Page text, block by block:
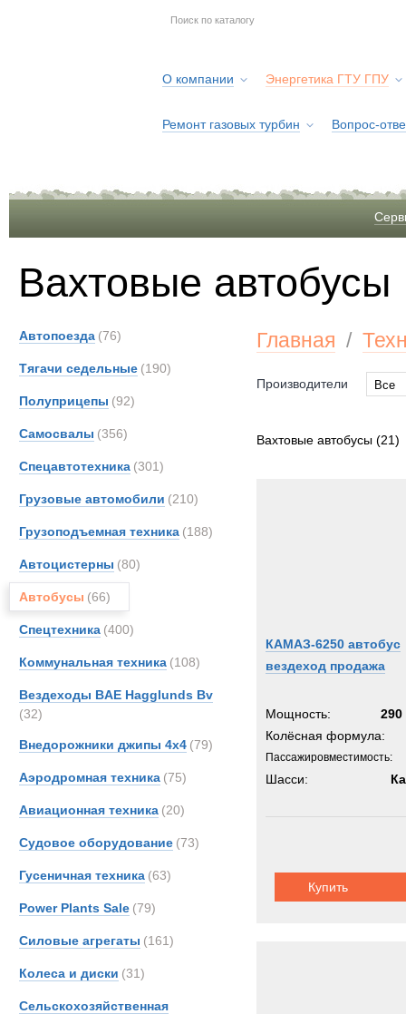
О компании Энергетика ГТУ ГПУ
Ремонт газовых турбин Вопрос-
Вахтовые автобусы
Автопоезда (76)
Тягачи седельные (190)
Полуприцепы (92)
Самосвалы (356)
Спецавтотехника (301)
Грузовые автомобили (210)
Грузоподъемная техника (188)
Автоцистерны (80)
Автобусы (66)
Спецтехника (400)
Коммунальная техника (108)
Вездеходы BAE Hagglunds Bv
(32)
Внедорожники джипы 4х4 (79)
Аэродромная техника (75)
Авиационная техника (20)
Судовое оборудование (73)
Гусеничная техника (63)
Power Plants Sale (79)
Силовые агрегаты (161)
Колеса и диски (31)
Сельскохозяйственная
Главная /
Производители
Все
Вахтовые автобусы (21)
КАМАЗ-6250 автобус
вездеход продажа
Мощность:
290
Колёсная формула:
Пассажировместимость:
Шасси:
Купить